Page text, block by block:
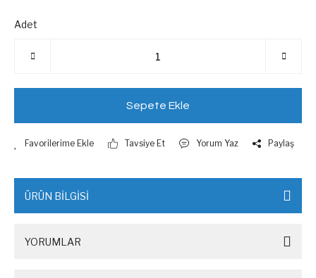
Adet
Sepete Ekle
Tavsiye Et Yorum Yaz Paylaş
ÜRÜN BİLGİSİ
YORUMLAR